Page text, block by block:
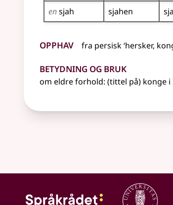
ensjah sjahen
Opphav fra persisk ‘hersker,
Betydning og bruk
om eldre forhold: (tittel på) konge